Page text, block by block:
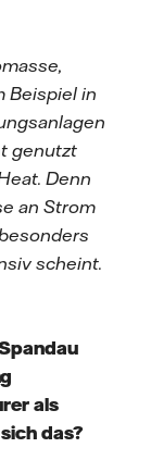
Beispiel in
genutzt
Denn
an Strom
scheint.
als
das?